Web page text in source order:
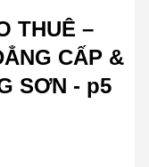
THUÊ –
CẤP &
SƠN - p5